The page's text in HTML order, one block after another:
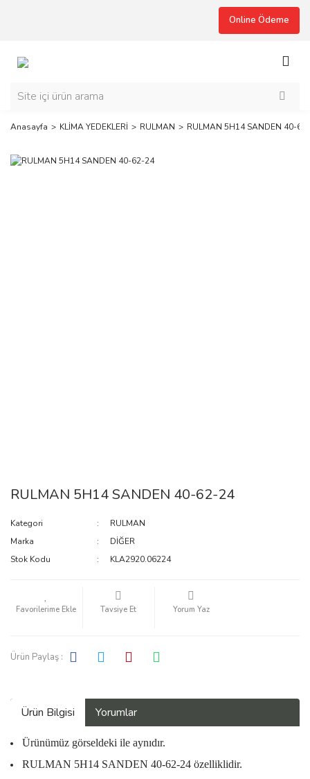
Online Ödeme
Anasayfa KLİMA YEDEKLERİ RULMAN RULMAN 5H14 SANDEN 40-
RULMAN 5H14 SANDEN 40-62-24
Kategori
RULMAN
Marka
DİĞER
Stok Kodu
KLA2920.06224
Tavsiye Et Yorum Yaz
Ürün Paylaş :
Ürün Bilgisi Yorumlar
Ürünümüz görseldeki ile aynıdır.
RULMAN 5H14 SANDEN 40-62-24 özelliklidir.